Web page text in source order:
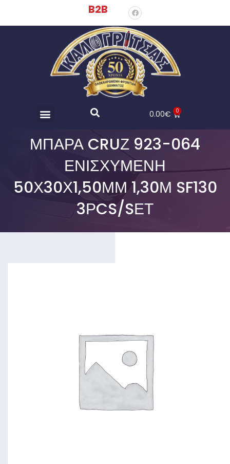
B2B
0.00€ 0
ΜΠΑΡΑ CRUΖ 923-064
ΕΝΙΣΧΥΜΕΝΗ
50Χ30Χ1,50ΜΜ 1,30Μ SF130
3ΡCS/SΕΤ